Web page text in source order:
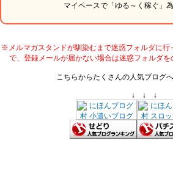
マイペースで「ゆる～く稼ぐ」
※メルマガスタンドが馴染むまで迷惑フォルダに行
で、登録メールが届かない場合は迷惑フォルダ
こちらからたくさんの人気ブログ
↓ ↓ ↓